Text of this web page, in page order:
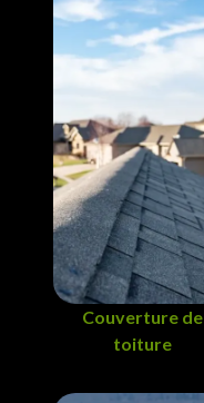
Couverture de
toiture